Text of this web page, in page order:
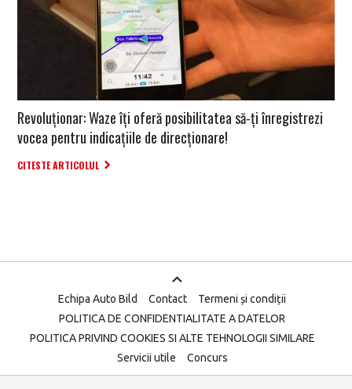
Revoluționar: Waze îți oferă posibilitatea să-ți înregistrezi
vocea pentru indicațiile de direcționare!
CITESTE ARTICOLUL
Echipa Auto Bild Contact
Termeni și condiții
POLITICA DE CONFIDENTIALITATE A DATELOR
POLITICA PRIVIND COOKIES SI ALTE TEHNOLOGII SIMILARE
Servicii utile
Concurs